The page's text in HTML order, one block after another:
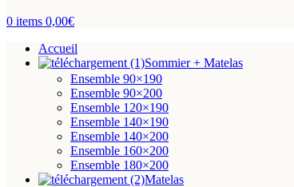
0 items 0,00€
Accueil
Sommier + Matelas
Ensemble 90×190
Ensemble 90×200
Ensemble 120×190
Ensemble 140×190
Ensemble 140×200
Ensemble 160×200
Ensemble 180×200
Matelas